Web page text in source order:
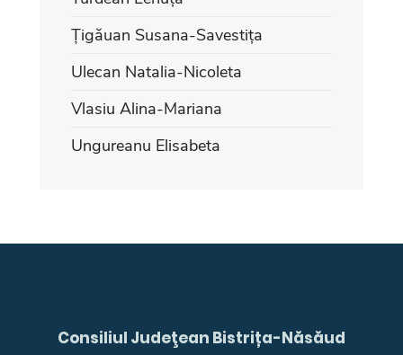
Țigăuan Susana-Savestița
Ulecan Natalia-Nicoleta
Vlasiu Alina-Mariana
Ungureanu Elisabeta
Consiliul Judeţean Bistrița-Năsăud